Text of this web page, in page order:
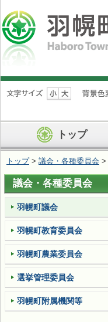
ナ
ビ
ン
を
ば
す
トップ
トップ> 議会・各種委員会 >
議会・各種委員会
羽幌町議会
羽幌町教育委員会
羽幌町農業委員会
選挙管理委員会
羽幌町附属機関等